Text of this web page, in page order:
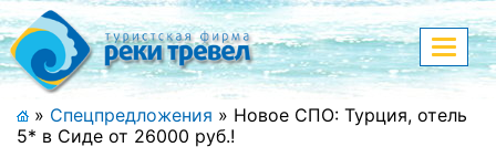
Меню
+7 (911) 182-44-68
Адрес офиса, контакты
меню
» Спецпредложения » Новое СПО: Турция, отель
5* в Сиде от 26000 руб.!